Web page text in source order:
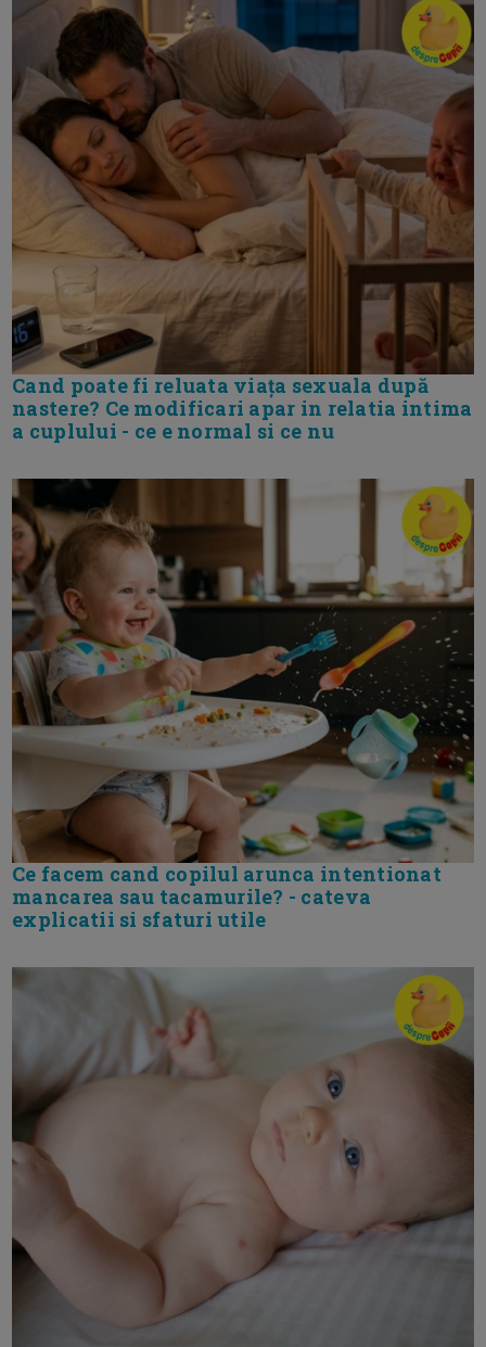
Cand poate fi reluata viața sexuala după
nastere? Ce modificari apar in relatia intima
a cuplului - ce e normal si ce nu
Ce facem cand copilul arunca intentionat
mancarea sau tacamurile? - cateva
explicatii si sfaturi utile